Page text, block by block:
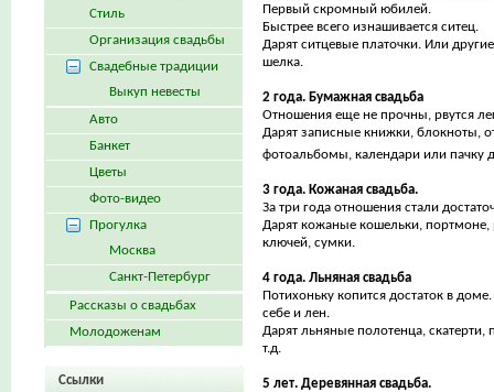
Первый скромный юбилей.
Быстрее всего изнашивается ситец.
Дарят ситцевые платочки. Или
шелка.
2 года. Бумажная свадьба
Отношения еще не прочны, рвутся
Дарят записные книжки, блокноты,
фотоальбомы, календари или пачку
3 года. Кожаная свадьба.
За три года отношения стали
Дарят кожаные кошельки,
ключей, сумки.
4 года. Льняная свадьба
Потихоньку копится достаток в
себе и лен.
Дарят льняные полотенца,
т.д.
5 лет. Деревянная свадьба.
Стиль
Организация свадьбы
Свадебные традиции
Выкуп невесты
Авто
Банкет
Цветы
Фото-видео
Прогулка
Москва
Санкт-Петербург
Рассказы о свадьбах
Молодоженам
Ссылки